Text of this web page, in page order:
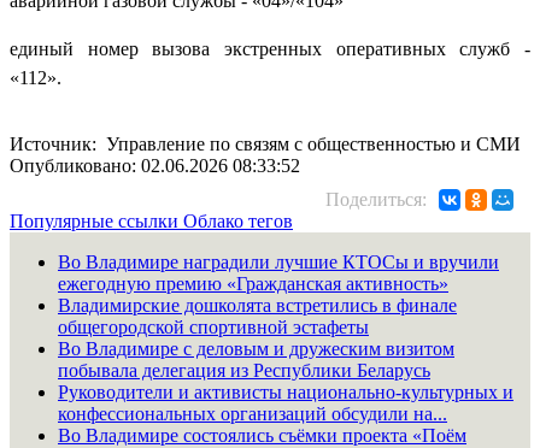
единый номер вызова экстренных оперативных служб -
«112».
Источник: Управление по связям с общественностью и СМИ
Опубликовано: 02.06.2026 08:33:52
Поделиться:
Популярные ссылки Облако тегов
Во Владимире наградили лучшие КТОСы и вручили
ежегодную премию «Гражданская активность»
Владимирские дошколята встретились в финале
общегородской спортивной эстафеты
Во Владимире с деловым и дружеским визитом
побывала делегация из Республики Беларусь
Руководители и активисты национально-культурных и
конфессиональных организаций обсудили на...
Во Владимире состоялись съёмки проекта «Поём